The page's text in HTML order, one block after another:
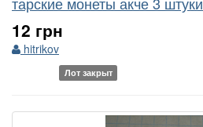
12 грн
hitrikov
Лот закрыт